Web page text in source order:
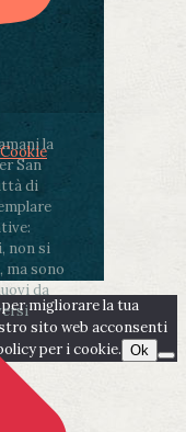
la
San
di
non si
ma sono
da
Cookie
migliorare la tua
sito web acconsenti
per i cookie. Ok